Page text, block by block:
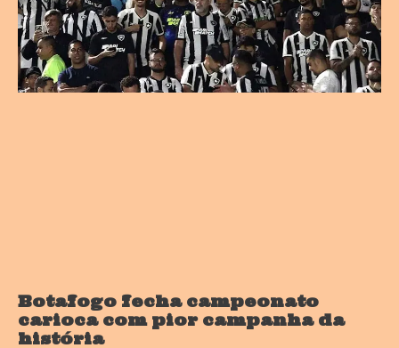
Botafogo fecha campeonato
carioca com pior campanha da
história